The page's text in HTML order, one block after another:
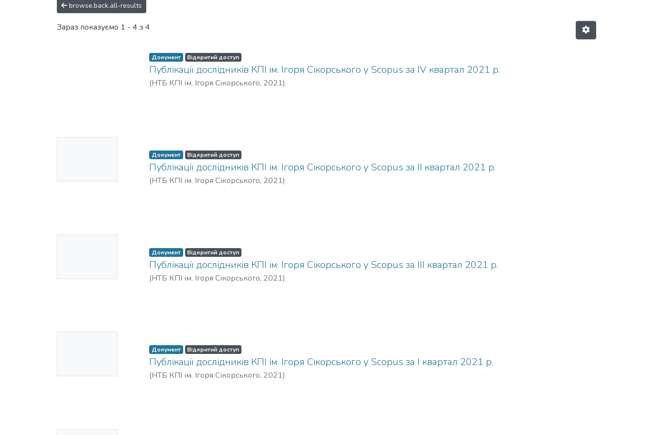
browse.back.all-results
Зараз показуємо 1 - 4 з 4
Документ Відкритий доступ
Публікації дослідників КПІ ім. Ігоря Сікорського у Scopus за IV квартал 2021 р.
(НТБ КПІ ім. Ігоря Сікорського, 2021)
Документ Відкритий доступ
Публікації дослідників КПІ ім. Ігоря Сікорського у Scopus за IІ квартал 2021 р.
(НТБ КПІ ім. Ігоря Сікорського, 2021)
Документ Відкритий доступ
Публікації дослідників КПІ ім. Ігоря Сікорського у Scopus за IІI квартал 2021 р.
(НТБ КПІ ім. Ігоря Сікорського, 2021)
Документ Відкритий доступ
Публікації дослідників КПІ ім. Ігоря Сікорського у Scopus за І квартал 2021 р.
(НТБ КПІ ім. Ігоря Сікорського, 2021)